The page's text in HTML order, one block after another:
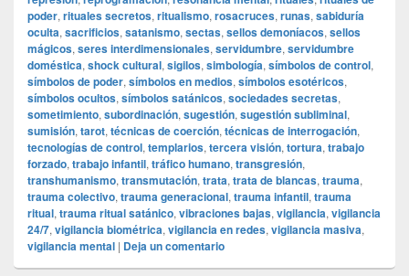
poder, rituales secretos, ritualismo, rosacruces, runas, sabiduría
oculta, sacrificios, satanismo, sectas, sellos demoníacos, sellos
mágicos, seres interdimensionales, servidumbre, servidumbre
doméstica, shock cultural, sigilos, simbología, símbolos de control,
símbolos de poder, símbolos en medios, símbolos esotéricos,
símbolos ocultos, símbolos satánicos, sociedades secretas,
sometimiento, subordinación, sugestión, sugestión subliminal,
sumisión, tarot, técnicas de coerción, técnicas de interrogación,
tecnologías de control, templarios, tercera visión, tortura, trabajo
forzado, trabajo infantil, tráfico humano, transgresión,
transhumanismo, transmutación, trata, trata de blancas, trauma,
trauma colectivo, trauma generacional, trauma infantil, trauma
ritual, trauma ritual satánico, vibraciones bajas, vigilancia, vigilancia
24/7, vigilancia biométrica, vigilancia en redes, vigilancia masiva,
vigilancia mental | Deja un comentario